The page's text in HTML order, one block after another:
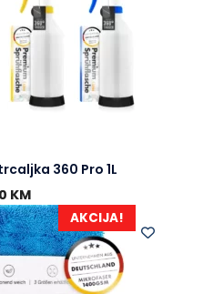
360 Pro 1L
KM
AKCIJA!